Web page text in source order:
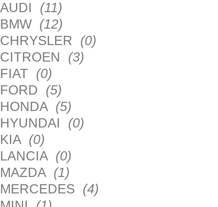
AUDI (11)
BMW (12)
CHRYSLER (0)
CITROEN (3)
FIAT (0)
FORD (5)
HONDA (5)
HYUNDAI (0)
KIA (0)
LANCIA (0)
MAZDA (1)
MERCEDES (4)